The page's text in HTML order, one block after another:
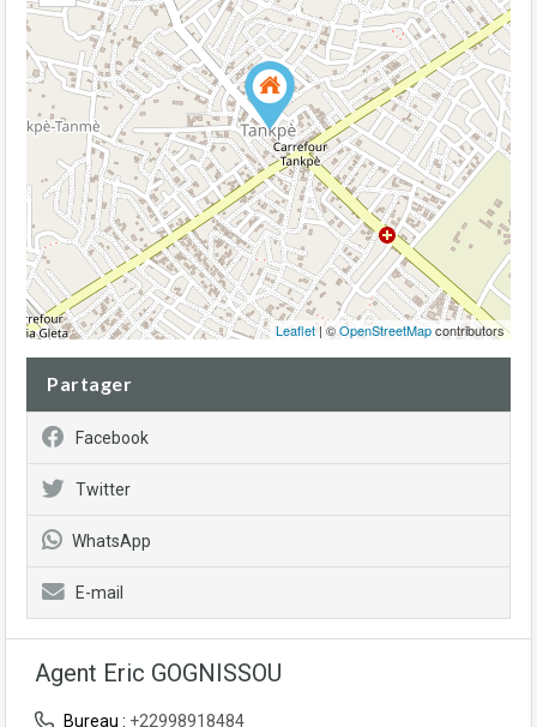
Leaflet| ©OpenStreetMapcontributors
Partager
Facebook
Twitter
WhatsApp
E-mail
Agent Eric GOGNISSOU
Bureau : +22998918484